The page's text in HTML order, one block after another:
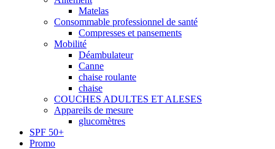
Matelas
Consommable professionnel de santé
Compresses et pansements
Mobilité
Déambulateur
Canne
chaise roulante
chaise
COUCHES ADULTES ET ALESES
Appareils de mesure
glucomètres
SPF 50+
Promo